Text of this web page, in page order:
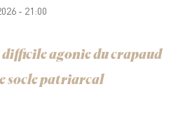
- 21:00
difficile agonie du crapaud
socle patriarcal